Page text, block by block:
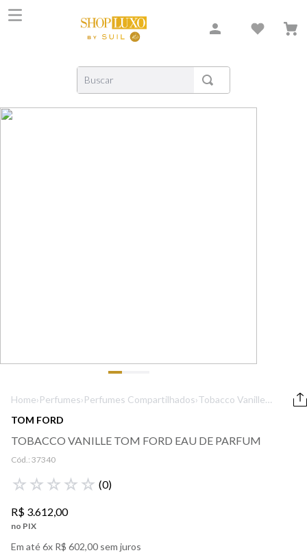
Buscar
Home›Perfumes›Perfumes Compartilhados›Tobacco Vanille
TOM FORD
TOBACCO VANILLE TOM FORD EAU DE PARFUM
Cód.: 37340
☆ ☆ ☆ ☆ ☆ (0)
R$ 3.612,00
no PIX
Em até6x R$ 602,00 sem juros